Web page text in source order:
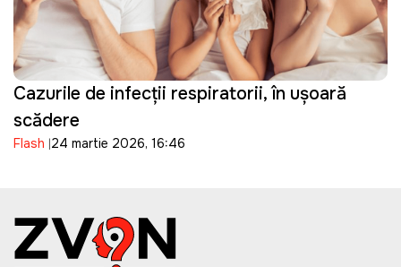
Cazurile de infecții respiratorii, în ușoară
scădere
Flash 24 martie 2026, 16:46